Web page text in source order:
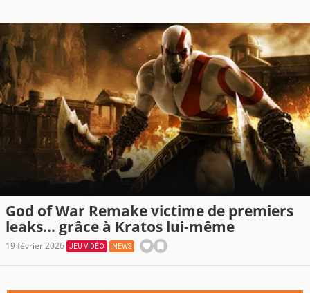
God of War Remake victime de premiers
leaks... grâce à Kratos lui-même
19 février 2026 JEU VIDÉO NEWS